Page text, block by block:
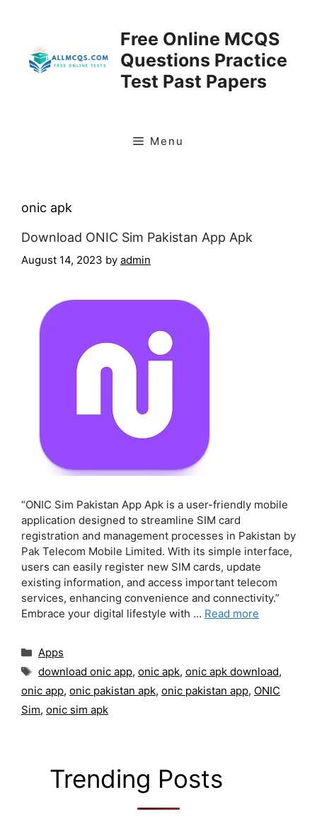
Free Online MCQS
Questions Practice
Test Past Papers
Menu
onic apk
Download ONIC Sim Pakistan App Apk
August 14, 2023 by admin
“ONIC Sim Pakistan App Apk is a user-friendly mobile
application designed to streamline SIM card
registration and management processes in Pakistan by
Pak Telecom Mobile Limited. With its simple interface,
users can easily register new SIM cards, update
existing information, and access important telecom
services, enhancing convenience and connectivity.”
Embrace your digital lifestyle with … Read more
Categories
Apps
Tags
download onic app, onic apk, onic apk download,
onic app, onic pakistan apk, onic pakistan app, ONIC
Sim, onic sim apk
Trending Posts